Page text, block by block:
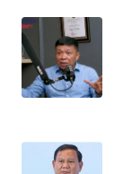
BALI
WN
WN